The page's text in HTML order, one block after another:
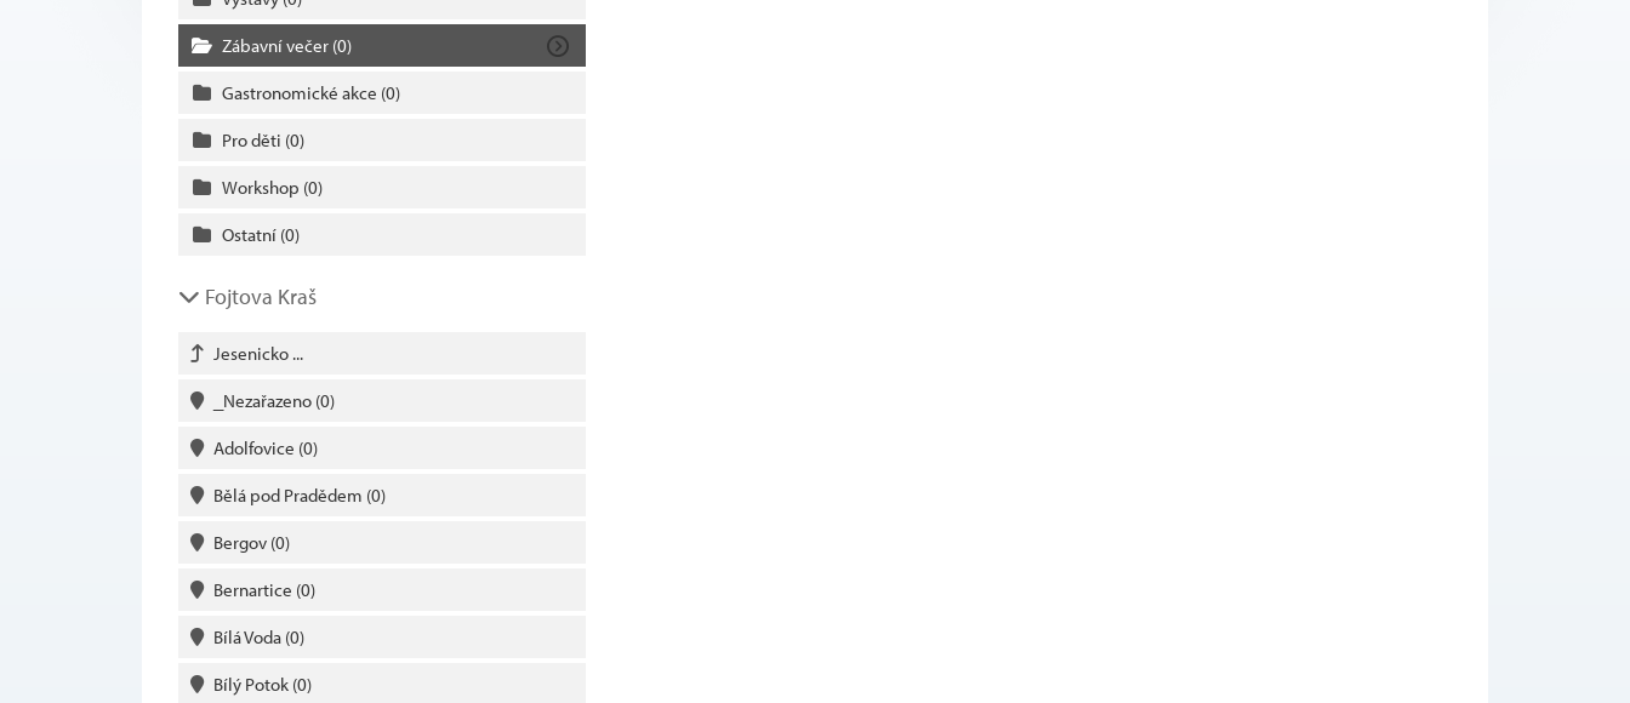
Zábavní večer (0)
Gastronomické akce (0)
Pro děti (0)
Workshop (0)
Ostatní (0)
Fojtova Kraš
Jesenicko ...
_Nezařazeno (0)
Adolfovice (0)
Bělá pod Pradědem (0)
Bergov (0)
Bernartice (0)
Bílá Voda (0)
Bílý Potok (0)